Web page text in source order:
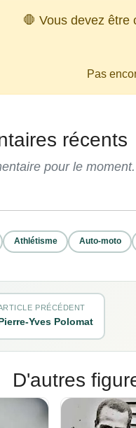
🛑 Vous devez être
Pas
récents
pour le
Athlétisme Auto-moto
PRÉCÉDENT
Yves Polomat
D'autres